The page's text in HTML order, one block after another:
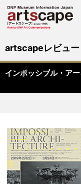
artscapeレビュー
インポッシブル・ア
サイト内検